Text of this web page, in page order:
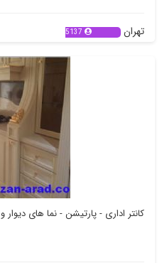
تهران 5137
کانتر اداری - پارتیشن - نما های